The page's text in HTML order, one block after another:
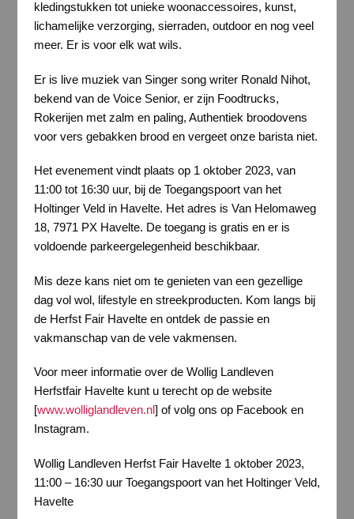
kledingstukken tot unieke woonaccessoires, kunst,
lichamelijke verzorging, sierraden, outdoor en nog veel
meer. Er is voor elk wat wils.
Er is live muziek van Singer song writer Ronald Nihot,
bekend van de Voice Senior, er zijn Foodtrucks,
Rokerijen met zalm en paling, Authentiek broodovens
voor vers gebakken brood en vergeet onze barista niet.
Het evenement vindt plaats op 1 oktober 2023, van
11:00 tot 16:30 uur, bij de Toegangspoort van het
Holtinger Veld in Havelte. Het adres is Van Helomaweg
18, 7971 PX Havelte. De toegang is gratis en er is
voldoende parkeergelegenheid beschikbaar.
Mis deze kans niet om te genieten van een gezellige
dag vol wol, lifestyle en streekproducten. Kom langs bij
de Herfst Fair Havelte en ontdek de passie en
vakmanschap van de vele vakmensen.
Voor meer informatie over de Wollig Landleven
Herfstfair Havelte kunt u terecht op de website
[www.wolliglandleven.nl] of volg ons op Facebook en
Instagram.
Wollig Landleven Herfst Fair Havelte 1 oktober 2023,
11:00 – 16:30 uur Toegangspoort van het Holtinger Veld,
Havelte